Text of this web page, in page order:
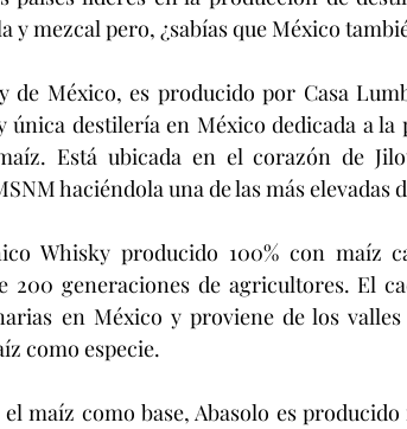
y mezcal pero, ¿sabías que México
única destilería en México dedicada a
Está ubicada en el corazón de
haciéndola una de las más elevadas
200 generaciones de agricultores. El
en México y proviene de los
como especie.